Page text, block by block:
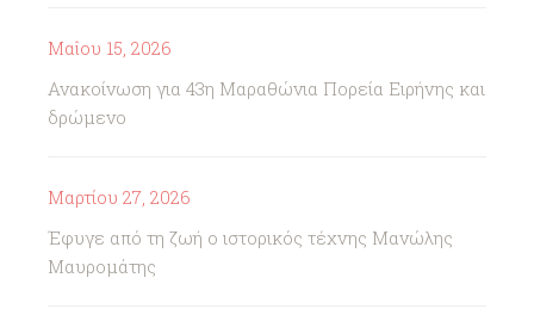
Μαΐου 15, 2026
Ανακοίνωση για 43η Μαραθώνια Πορεία Ειρήνης και
δρώμενο
Μαρτίου 27, 2026
Έφυγε από τη ζωή ο ιστορικός τέχνης Μανώλης
Μαυρομάτης